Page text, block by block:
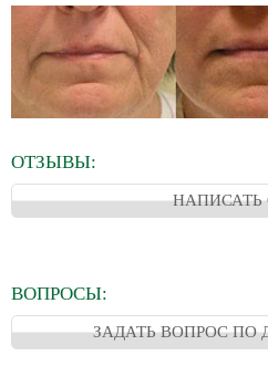
ОТЗЫВЫ:
НАПИСАТЬ
ВОПРОСЫ:
ЗАДАТЬ ВОПРОС ПО